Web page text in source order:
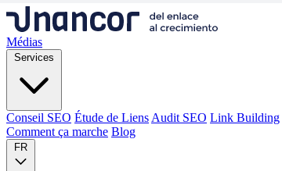
Médias
Services
Conseil SEO Étude de Liens Audit SEO Link Building
Comment ça marche Blog
FR